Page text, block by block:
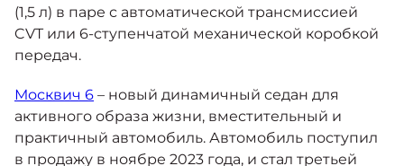
(1,5 л) в паре с автоматической трансмиссией
CVT или 6-ступенчатой механической коробкой
передач.
Москвич 6 – новый динамичный седан для
активного образа жизни, вместительный и
практичный автомобиль. Автомобиль поступил
в продажу в ноябре 2023 года, и стал третьей